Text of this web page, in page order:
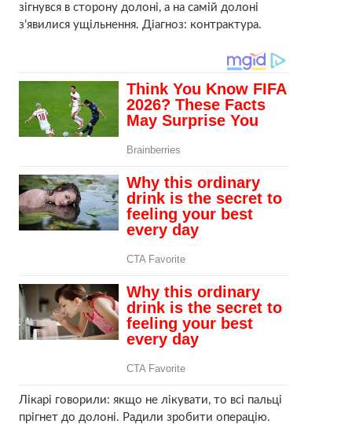
зігнувся в сторону долоні, а на самій долоні
з’явилися ущільнення. Діагноз: контрактура.
Лікарі говорили: якщо не лікувати, то всі пальці
прігнет до долоні. Радили зробити операцію.